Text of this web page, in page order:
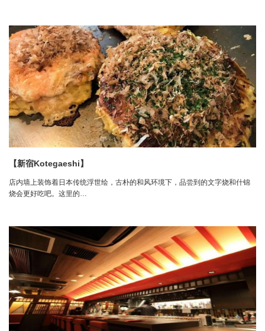
【新宿Kotegaeshi】
店内墙上装饰着日本传统浮世绘，古朴的和风环境下，品尝到的文字烧和什锦
烧会更好吃吧。这里的…